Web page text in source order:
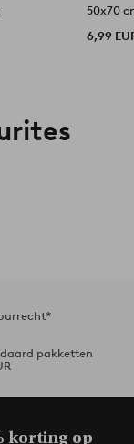
50x70
6,99
pakketten
korting op